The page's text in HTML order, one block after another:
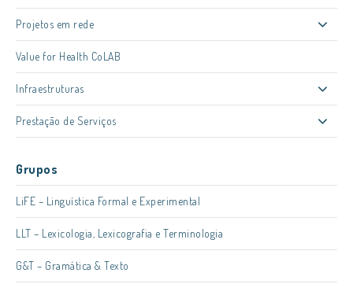
Projetos em rede
Value for Health CoLAB
Infraestruturas
Prestação de Serviços
Grupos
LiFE – Linguística Formal e Experimental
LLT – Lexicologia, Lexicografia e Terminologia
G&T – Gramática & Texto